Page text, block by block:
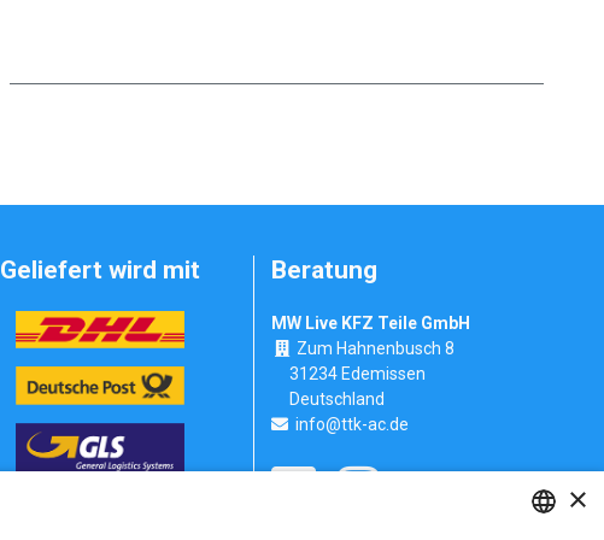
Geliefert wird mit Beratung
MW Live KFZ Teile GmbH
Zum Hahnenbusch 8
31234 Edemissen
Deutschland
info@ttk-ac.de
×